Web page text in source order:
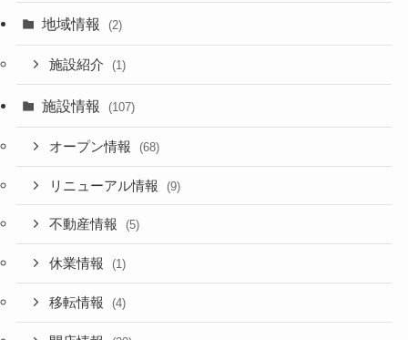
地域情報 (2)
施設紹介 (1)
施設情報 (107)
オープン情報 (68)
リニューアル情報 (9)
不動産情報 (5)
休業情報 (1)
移転情報 (4)